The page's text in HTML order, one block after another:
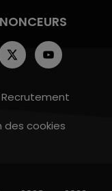
Recrutement
des cookies